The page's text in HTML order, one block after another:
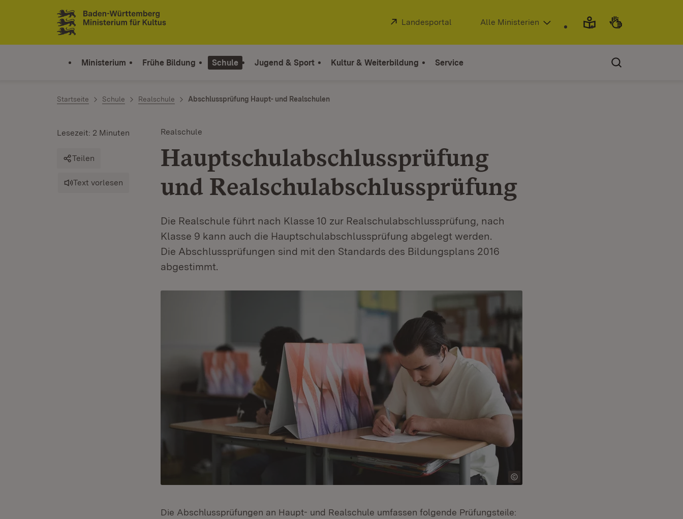
Zum Inhalt springen
Link zur Startseite
Extern:
Landesportal (Öffnet in neuem Fenster)
Alle Ministerien
Ministerium Frühe Bildung Schule Jugend & Sport Kultur & Weiterbildung Service
Startseite Schule Realschule Abschlussprüfung Haupt- und Realschulen
Realschule
Hauptschulabschlussprüfung
und Realschulabschlussprüfung
Die Realschule führt nach Klasse 10 zur Realschulabschlussprüfung, nach
Klasse 9 kann auch die Hauptschulabschlussprüfung abgelegt werden.
Die Abschlussprüfungen sind mit den Standards des Bildungsplans 2016
abgestimmt.
Lesezeit: 2 Minuten
Teilen
Text vorlesen
Die Abschlussprüfungen an Haupt- und Realschule umfassen folgende Prüfungsteile: